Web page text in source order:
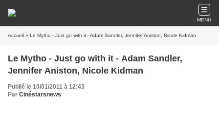
MENU
Accueil » Le Mytho - Just go with it - Adam Sandler, Jennifer Aniston, Nicole Kidman
Le Mytho - Just go with it - Adam Sandler,
Jennifer Aniston, Nicole Kidman
Publié le 10/01/2011 à 12:43
Par Cinéstarsnews